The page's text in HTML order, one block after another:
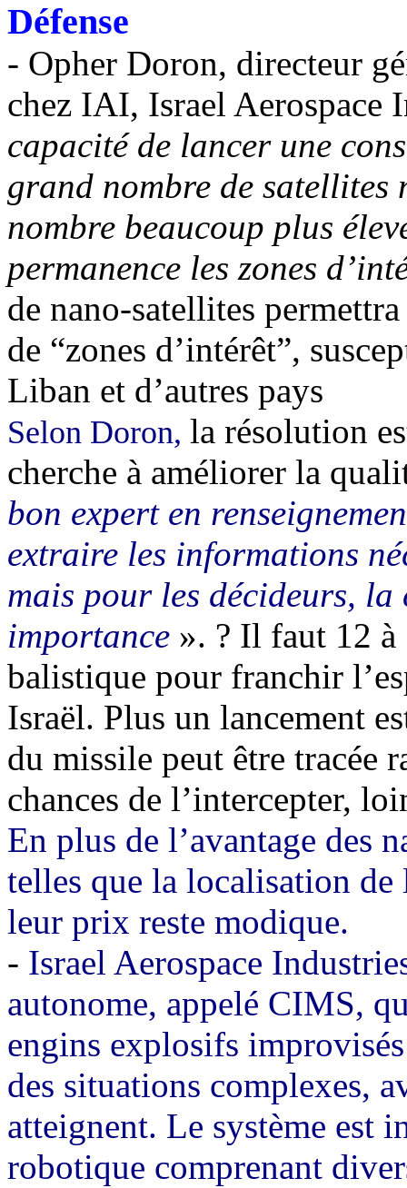
Défense
- Opher Doron, directeur
chez IAI, Israel Aerospace
capacité de lancer une
grand nombre de satellites
nombre beaucoup plus
permanence les zones
de nano-satellites
de “zones d’intérêt”,
Liban et d’autres pays
Selon Doron, la résolution
cherche à améliorer la
bon expert en
extraire les informations
mais pour les décideurs, la
importance ». ? Il faut 12 à
balistique pour franchir
Israël. Plus un lancement
du missile peut être tracée
chances de l’intercepter,
En plus de l’avantage des
telles que la localisation de
leur prix reste modique.
- Israel Aerospace
autonome, appelé CIMS,
engins explosifs
des situations complexes,
atteignent. Le système est
robotique comprenant